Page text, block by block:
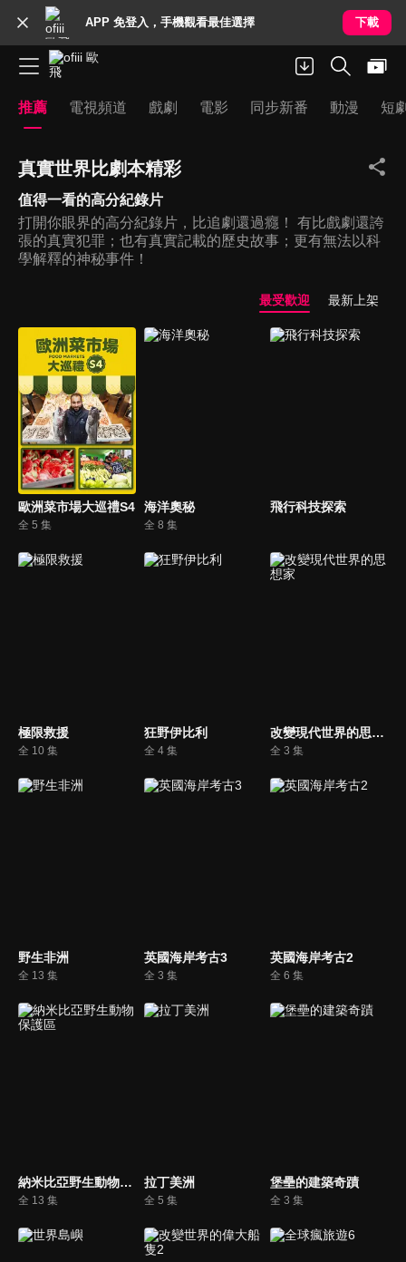
APP 免登入，手機觀看最佳選擇 下載
推薦 電視頻道 戲劇 電影 同步新番 動漫 短
真實世界比劇本精彩
值得一看的高分紀錄片
打開你眼界的高分紀錄片，比追劇還過癮！ 有比戲劇還誇
張的真實犯罪；也有真實記載的歷史故事；更有無法以科
學解釋的神秘事件！
最受歡迎 最新上架
歐洲菜市場大巡禮S4
全 5 集
海洋奧秘
全 8 集
飛行科技探索
極限救援
全 10 集
狂野伊比利
全 4 集
改變現代世界的思想家
全 3 集
野生非洲
全 13 集
英國海岸考古3
全 3 集
英國海岸考古2
全 6 集
納米比亞野生動物保護區
全 13 集
拉丁美洲
全 5 集
堡壘的建築奇蹟
全 3 集